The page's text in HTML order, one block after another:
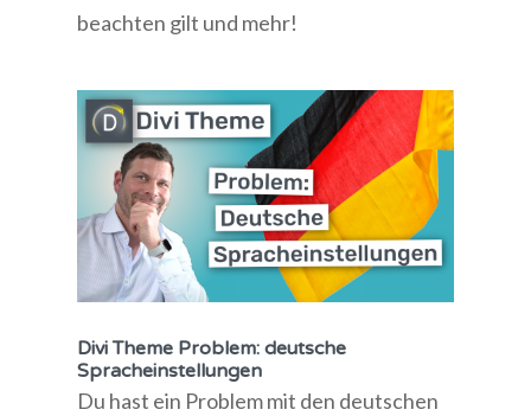
beachten gilt und mehr!
Divi Theme Problem: deutsche
Spracheinstellungen
Du hast ein Problem mit den deutschen